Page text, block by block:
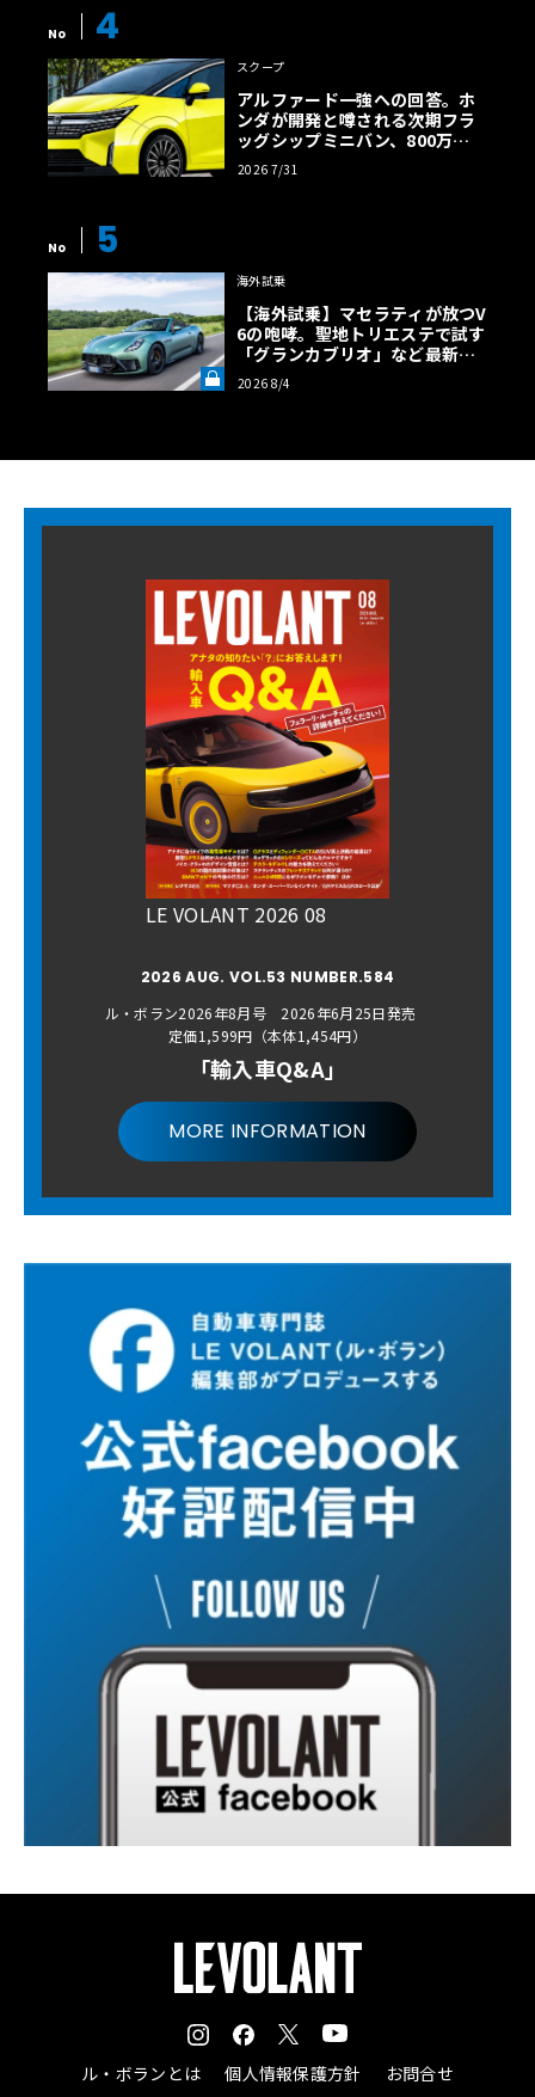
No 4
スクープ
アルファード一強への回答。ホ
ンダが開発と噂される次期フラ
ッグシップミニバン、800万円
超の勝算【予想CG】
2026 7/31
No 5
海外試乗
【海外試乗】マセラティが放つV
6の咆哮。聖地トリエステで試す
「グランカブリオ」など最新ト
ロフェオ3台の官能評価《LE VO
LANT LAB》
2026 8/4
LE VOLANT 2026 08
2026 AUG. VOL.53 NUMBER.584
ル・ボラン2026年8月号 2026年6月25日発売
定価1,599円（本体1,454円）
「輸入車Q&A」
MORE INFORMATION
ル・ボランとは 個人情報保護方針
お問合せ